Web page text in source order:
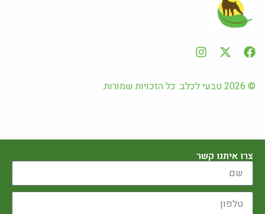
© 2026 טבעי לכלב. כל הזכויות שמורות.
צרו איתנו קשר